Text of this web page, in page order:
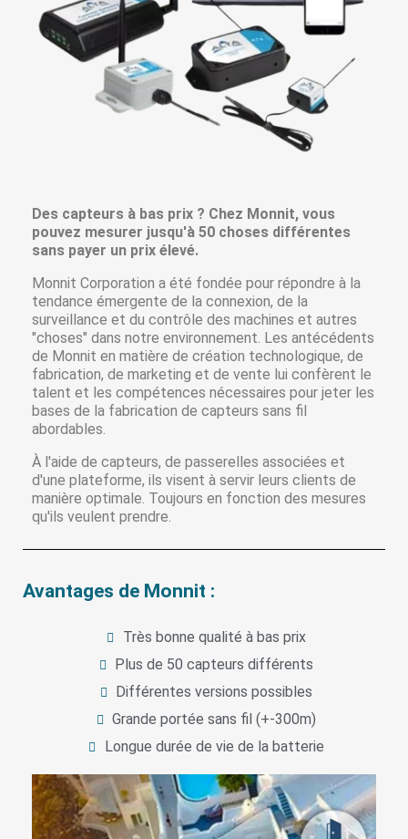
Des capteurs à bas prix ? Chez Monnit, vous
pouvez mesurer jusqu'à 50 choses différentes
sans payer un prix élevé.
Monnit Corporation a été fondée pour répondre à la
tendance émergente de la connexion, de la
surveillance et du contrôle des machines et autres
"choses" dans notre environnement. Les antécédents
de Monnit en matière de création technologique, de
fabrication, de marketing et de vente lui confèrent le
talent et les compétences nécessaires pour jeter les
bases de la fabrication de capteurs sans fil
abordables.
À l'aide de capteurs, de passerelles associées et
d'une plateforme, ils visent à servir leurs clients de
manière optimale. Toujours en fonction des mesures
qu'ils veulent prendre.
Avantages de Monnit :
Très bonne qualité à bas prix
Plus de 50 capteurs différents
Différentes versions possibles
Grande portée sans fil (+-300m)
Longue durée de vie de la batterie